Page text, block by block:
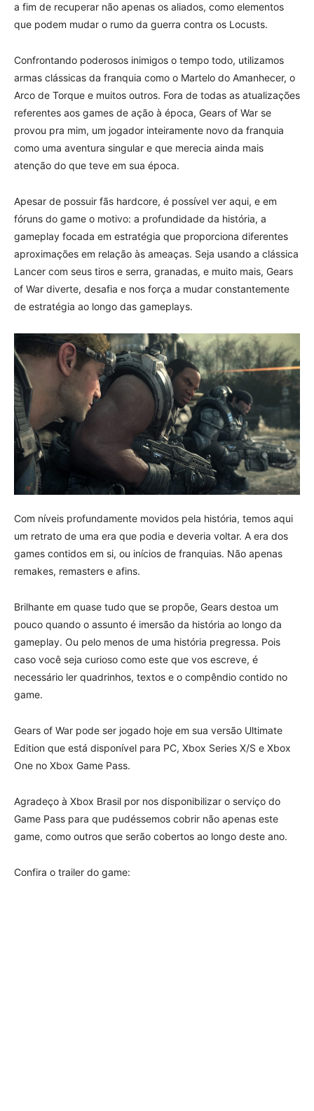
a fim de recuperar não apenas os aliados, como elementos
que podem mudar o rumo da guerra contra os Locusts.
Confrontando poderosos inimigos o tempo todo, utilizamos
armas clássicas da franquia como o Martelo do Amanhecer, o
Arco de Torque e muitos outros. Fora de todas as atualizações
referentes aos games de ação à época, Gears of War se
provou pra mim, um jogador inteiramente novo da franquia
como uma aventura singular e que merecia ainda mais
atenção do que teve em sua época.
Apesar de possuir fãs hardcore, é possível ver aqui, e em
fóruns do game o motivo: a profundidade da história, a
gameplay focada em estratégia que proporciona diferentes
aproximações em relação às ameaças. Seja usando a clássica
Lancer com seus tiros e serra, granadas, e muito mais, Gears
of War diverte, desafia e nos força a mudar constantemente
de estratégia ao longo das gameplays.
Com níveis profundamente movidos pela história, temos aqui
um retrato de uma era que podia e deveria voltar. A era dos
games contidos em si, ou inícios de franquias. Não apenas
remakes, remasters e afins.
Brilhante em quase tudo que se propõe, Gears destoa um
pouco quando o assunto é imersão da história ao longo da
gameplay. Ou pelo menos de uma história pregressa. Pois
caso você seja curioso como este que vos escreve, é
necessário ler quadrinhos, textos e o compêndio contido no
game.
Gears of War pode ser jogado hoje em sua versão Ultimate
Edition que está disponível para PC, Xbox Series X/S e Xbox
One no Xbox Game Pass.
Agradeço à Xbox Brasil por nos disponibilizar o serviço do
Game Pass para que pudéssemos cobrir não apenas este
game, como outros que serão cobertos ao longo deste ano.
Confira o trailer do game: